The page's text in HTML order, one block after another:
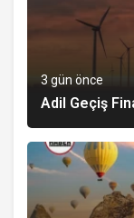
3 gün önce
Adil Geçiş